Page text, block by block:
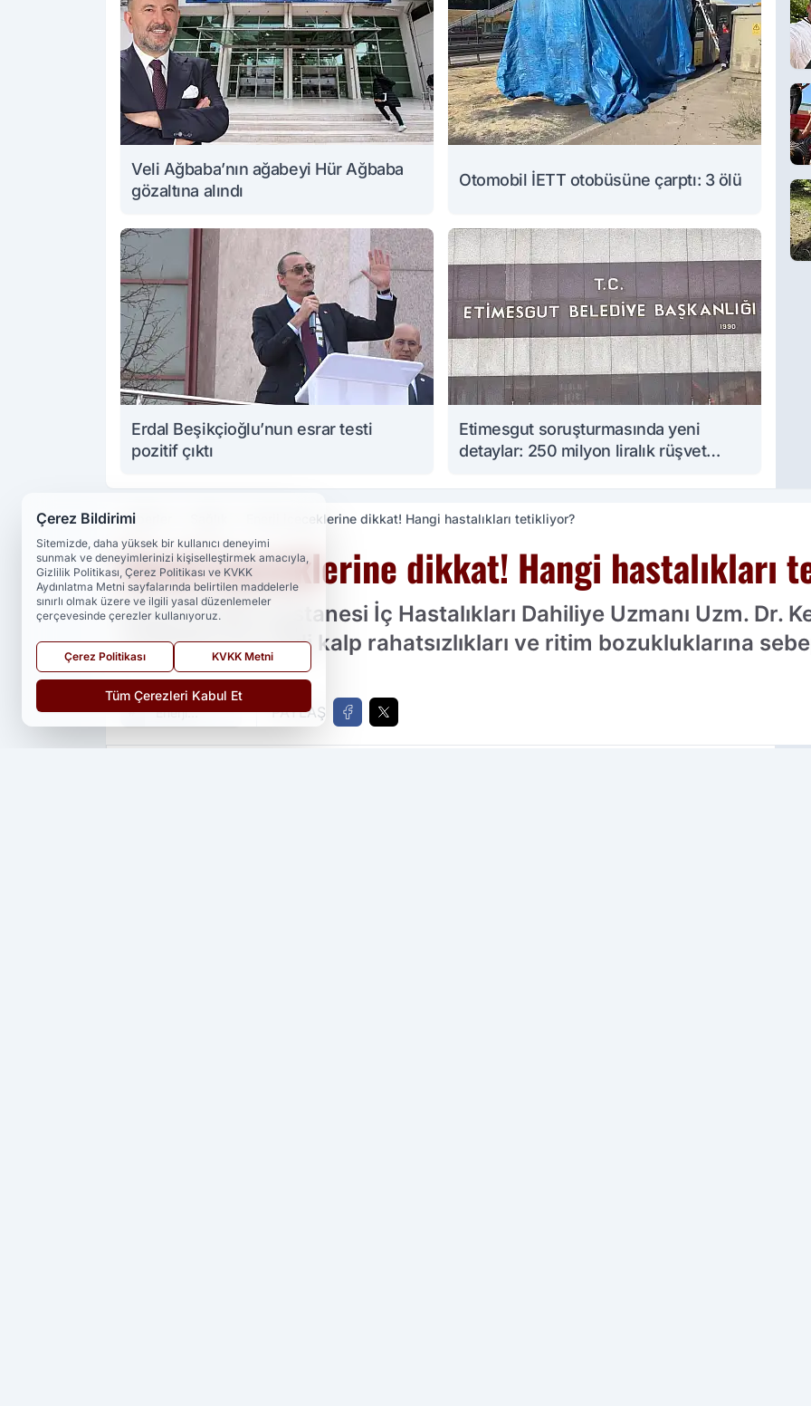
Veli Ağbaba’nın ağabeyi Hür Ağbaba
gözaltına alındı
Otomobil İETT otobüsüne çarptı: 3 ölü
Erdal Beşikçioğlu’nun esrar testi
pozitif çıktı
Etimesgut soruşturmasında yeni
detaylar: 250 milyon liralık rüşvet
Haberler Enerji içeceklerine dikkat! Hangi hastalıkları tetikliyor?
Enerji içeceklerine dikkat! Hangi hastalıkları
Kozan Devlet Hastanesi İç Hastalıkları Dahiliye Uzmanı Uzm. Dr.
arasında çok ciddi kalp rahatsızlıkları ve ritim bozukluklarına
Enerji
Içecekleri
PAYLAŞ
Çerez Bildirimi
Sitemizde, daha yüksek bir kullanıcı deneyimi
sunmak ve deneyimlerinizi kişiselleştirmek amacıyla,
Gizlilik Politikası, Çerez Politikası ve KVKK
Aydınlatma Metni sayfalarında belirtilen maddelerle
sınırlı olmak üzere ve ilgili yasal düzenlemeler
çerçevesinde çerezler kullanıyoruz.
Çerez Politikası KVKK Metni
Tüm Çerezleri Kabul Et